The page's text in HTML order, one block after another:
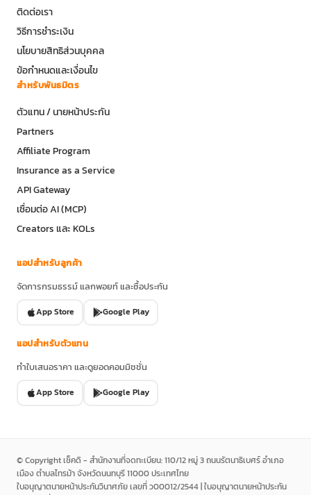
ติดต่อเรา
วิธีการชำระเงิน
นโยบายสิทธิส่วนบุคคล
ข้อกำหนดและเงื่อนไข
สำหรับพันธมิตร
ตัวแทน / นายหน้าประกัน
Partners
Affiliate Program
Insurance as a Service
API Gateway
เชื่อมต่อ AI (MCP)
Creators และ KOLs
แอปสำหรับลูกค้า
จัดการกรมธรรม์ แลกพอยท์ และซื้อประกัน
App Store Google Play
แอปสำหรับตัวแทน
ทำใบเสนอราคา และดูยอดคอมมิชชั่น
App Store Google Play
© Copyright เช็คดิ - สำนักงานที่จดทะเบียน: 110/12 หมู่ 3 ถนนรัตนาธิเบศร์ อำเภอ
เมือง ตำบลไทรม้า จังหวัดนนทบุรี 11000 ประเทศไทย
ใบอนุญาตนายหน้าประกันวินาศภัย เลขที่ ว00012/2544 | ใบอนุญาตนายหน้าประกัน